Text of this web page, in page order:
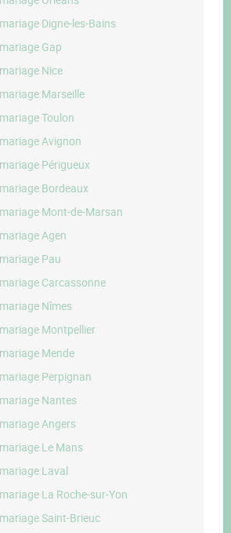
Digne-les-Bains
Gap
Nice
Marseille
Toulon
Avignon
Périgueux
Bordeaux
Mont-de-Marsan
Agen
Pau
Carcassonne
Nîmes
Montpellier
Mende
Perpignan
Nantes
Angers
Le Mans
Laval
La Roche-sur-Yon
Saint-Brieuc